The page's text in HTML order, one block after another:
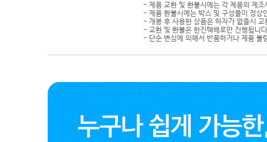
- 제품 교환 및 환불시에는 각 제품의 제
- 제품 환불시에는 박스 및 구성물이 정상
- 개봉 후 사용한 상품은 하자가 없을시
- 교환 및 환불은 한진택배로만 진행됩니
- 단순 변심에 의해서 반품하거나 제품